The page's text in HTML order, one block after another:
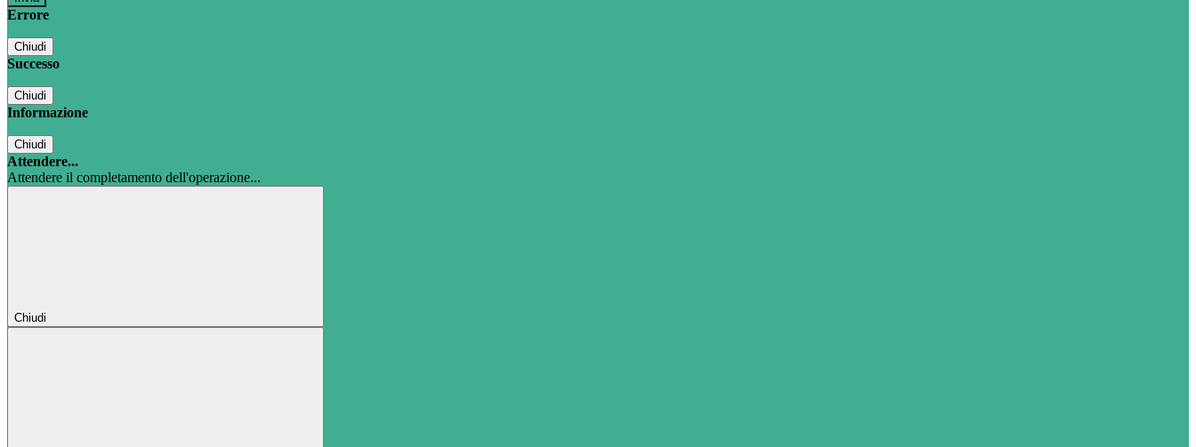
Errore
Chiudi
Successo
Chiudi
Informazione
Chiudi
Attendere...
Attendere il completamento dell'operazione...
Chiudi